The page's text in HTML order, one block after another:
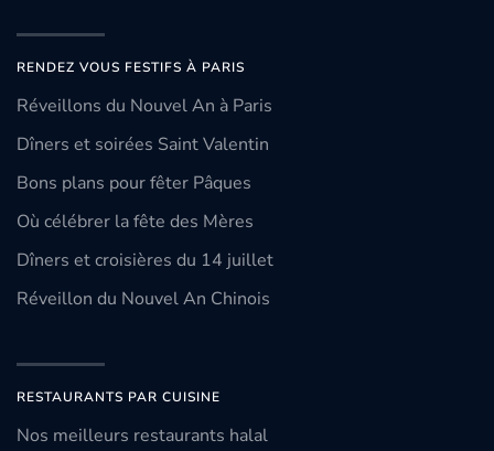
RENDEZ VOUS FESTIFS À PARIS
Réveillons du Nouvel An à Paris
Dîners et soirées Saint Valentin
Bons plans pour fêter Pâques
Où célébrer la fête des Mères
Dîners et croisières du 14 juillet
Réveillon du Nouvel An Chinois
RESTAURANTS PAR CUISINE
Nos meilleurs restaurants halal